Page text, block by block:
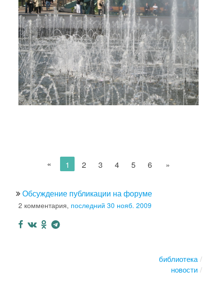
« 1 2 3 4 5 6 »
Обсуждение публикации на форуме
2 комментария, последний 30 нояб. 2009
библиотека
новости